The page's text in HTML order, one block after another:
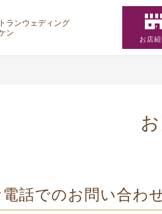
ランウェディング
ン
お店
話でのお問い合わ